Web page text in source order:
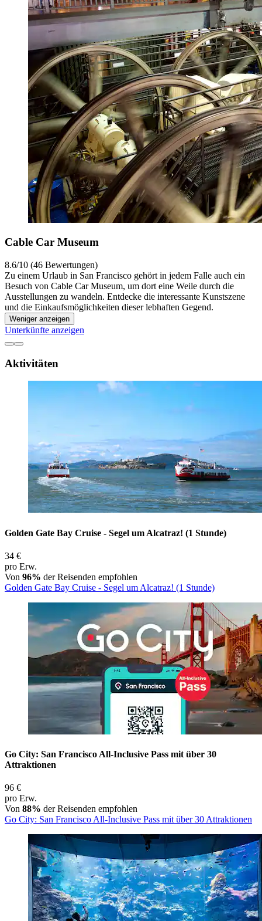
Cable Car Museum
8.6/10 (46 Bewertungen)
Zu einem Urlaub in San Francisco gehört in jedem Falle auch ein
Besuch von Cable Car Museum, um dort eine Weile durch die
Ausstellungen zu wandeln. Entdecke die interessante Kunstszene
und die Einkaufsmöglichkeiten dieser lebhaften Gegend.
Weniger anzeigen
Unterkünfte anzeigen
Aktivitäten
Golden Gate Bay Cruise - Segel um Alcatraz! (1 Stunde)
34 €
pro Erw.
Von 96% der Reisenden empfohlen
Golden Gate Bay Cruise - Segel um Alcatraz! (1 Stunde)
Go City: San Francisco All-Inclusive Pass mit über 30
Attraktionen
96 €
pro Erw.
Von 88% der Reisenden empfohlen
Go City: San Francisco All-Inclusive Pass mit über 30 Attraktionen